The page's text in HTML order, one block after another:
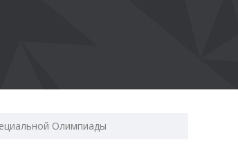
Олимпиады